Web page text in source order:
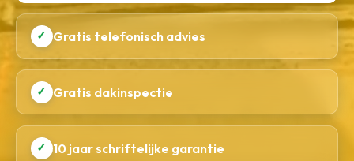
✓ Gratis telefonisch advies
✓ Gratis dakinspectie
✓ 10 jaar schriftelijke garantie